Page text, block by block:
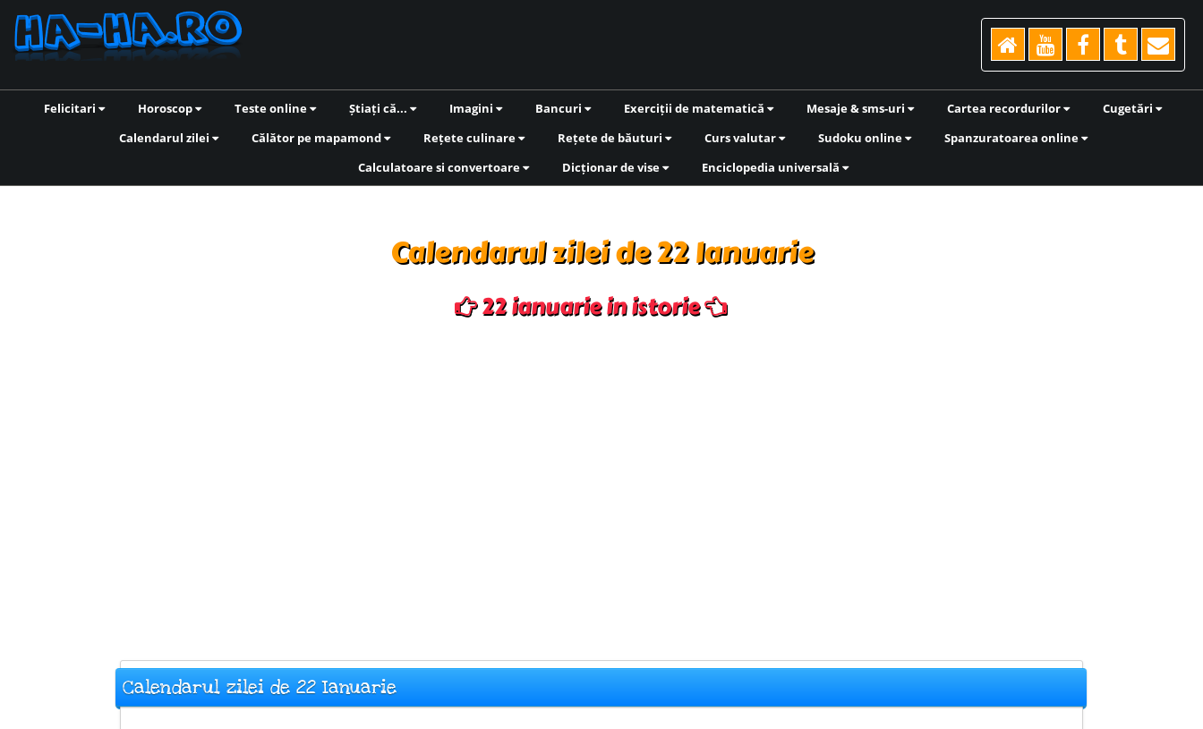
Felicitari Horoscop Teste online Știați că... Imagini Bancuri Exerciții de matematică Mesaje & sms-uri Cartea recordurilor
Cugetări
Calendarul zilei
Călător pe mapamond Rețete culinare Rețete de băuturi Curs valutar Sudoku online
Spanzuratoarea online
Calculatoare si convertoare
Dicționar de vise Enciclopedia universală
Calendarul zilei de 22 Ianuarie
22 ianuarie in istorie
Calendarul zilei de 22 Ianuarie